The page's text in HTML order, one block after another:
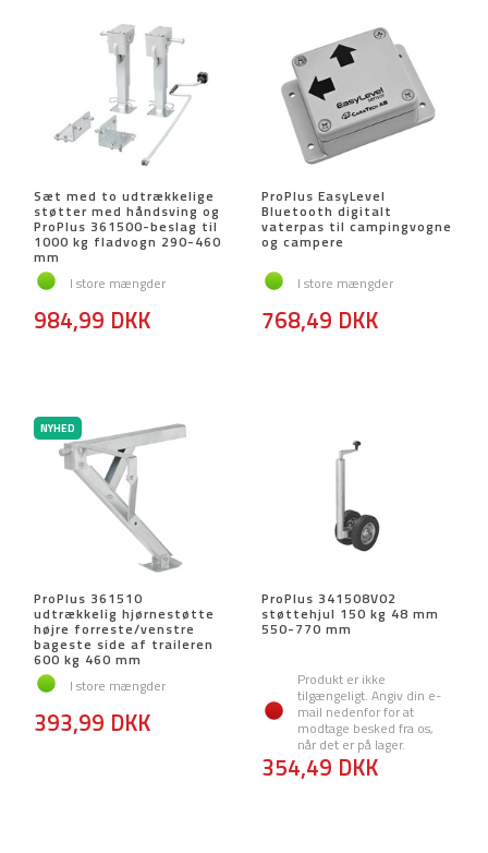
Sæt med to udtrækkelige
støtter med håndsving og
ProPlus 361500-beslag til
1000 kg fladvogn 290-460
mm
I store mængder
984,99 DKK
ProPlus EasyLevel
Bluetooth digitalt
vaterpas til campingvogne
og campere
I store mængder
768,49 DKK
NYHED
ProPlus 361510
udtrækkelig hjørnestøtte
højre forreste/venstre
bageste side af traileren
600 kg 460 mm
I store mængder
393,99 DKK
ProPlus 341508V02
støttehjul 150 kg 48 mm
550-770 mm
Produkt er ikke
tilgængeligt. Angiv din e-
mail nedenfor for at
modtage besked fra os,
når det er på lager.
354,49 DKK